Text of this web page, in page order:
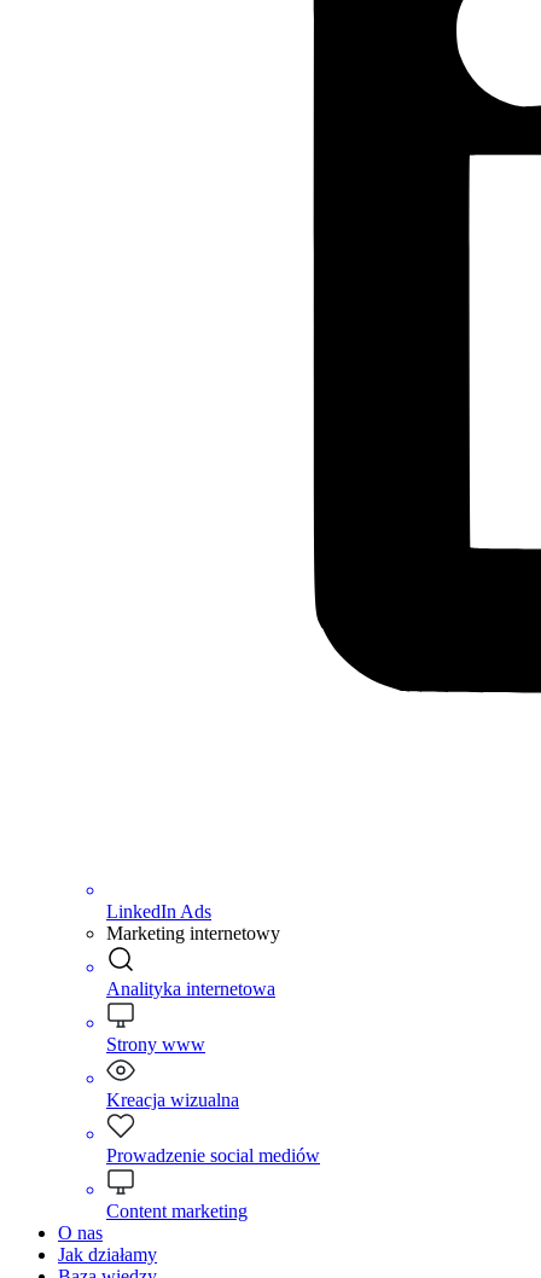
LinkedIn Ads
Marketing internetowy
Analityka internetowa
Strony www
Kreacja wizualna
Prowadzenie social mediów
Content marketing
O nas
Jak działamy